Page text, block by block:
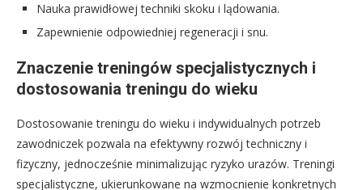
Nauka prawidłowej techniki skoku i lądowania.
Zapewnienie odpowiedniej regeneracji i snu.
Znaczenie treningów specjalistycznych i
dostosowania treningu do wieku
Dostosowanie treningu do wieku i indywidualnych potrzeb
zawodniczek pozwala na efektywny rozwój techniczny i
fizyczny, jednocześnie minimalizując ryzyko urazów. Treningi
specjalistyczne, ukierunkowane na wzmocnienie konkretnych